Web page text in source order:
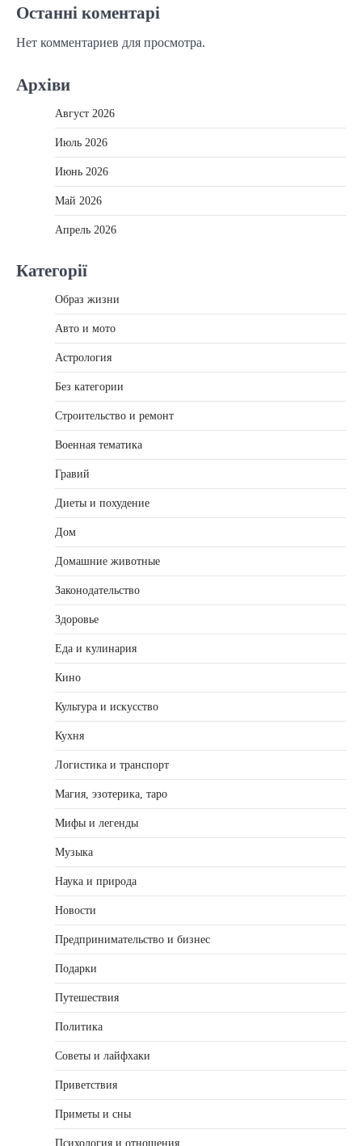
Останні коментарі
Нет комментариев для просмотра.
Архіви
Август 2026
Июль 2026
Июнь 2026
Май 2026
Апрель 2026
Категорії
Образ жизни
Авто и мото
Астрология
Без категории
Строительство и ремонт
Военная тематика
Гравий
Диеты и похудение
Дом
Домашние животные
Законодательство
Здоровье
Еда и кулинария
Кино
Культура и искусство
Кухня
Логистика и транспорт
Магия, эзотерика, таро
Мифы и легенды
Музыка
Наука и природа
Новости
Предпринимательство и бизнес
Подарки
Путешествия
Политика
Советы и лайфхаки
Приветствия
Приметы и сны
Психология и отношения